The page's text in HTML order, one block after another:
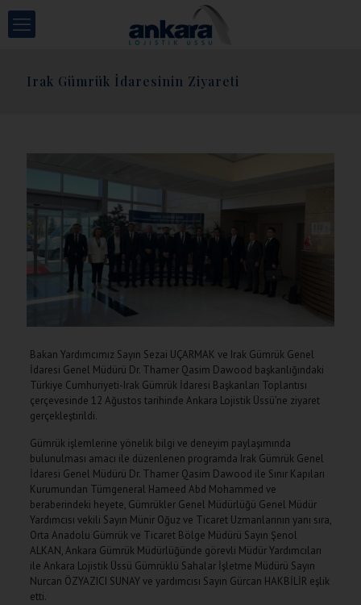
Irak Gümrük İdaresinin Ziyareti
Bakan Yardımcımız Sayın Sezai UÇARMAK ve Irak Gümrük Genel
İdaresi Genel Müdürü Dr. Thamer Qasim Dawood başkanlığındaki
Türkiye Cumhuriyeti-Irak Gümrük İdaresi Başkanları Toplantısı
çerçevesinde 12 Ağustos tarihinde Ankara Lojistik Üssü’ne ziyaret
gerçekleştirildi.
Gümrük işlemlerine yönelik bilgi ve deneyim paylaşımında
bulunulması amacı ile düzenlenen programda Irak Gümrük Genel
İdaresi Genel Müdürü Dr. Thamer Qasim Dawood ile Sınır Kapıları
Kurumundan Tümgeneral Hameed Abd Mohammed ve
beraberindeki heyete, Gümrükler Genel Müdürlüğü Genel Müdür
Yardımcısı vekili Sayın Münir Oğuz ve Ticaret Uzmanlarının yanı sıra,
Orta Anadolu Gümrük ve Ticaret Bölge Müdürü Sayın Şenol
ALKAN, Ankara Gümrük Müdürlüğünde görevli Müdür Yardımcıları
ile Ankara Lojistik Üssü Gümrüklü Sahalar İşletme Müdürü Sayın
Nurcan ÖZYAZICI SUNAY ve yardımcısı Sayın Gürcan HAKBİLİR eşlik
etti.